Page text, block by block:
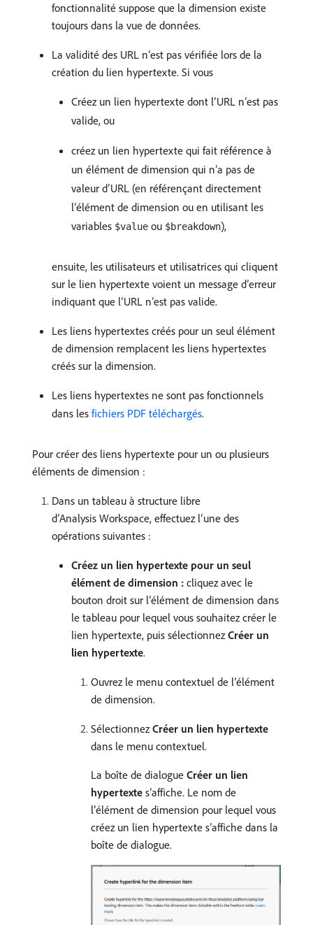
fonctionnalité suppose que la dimension existe
toujours dans la vue de données.
La validité des URL n’est pas vérifiée lors de la
création du lien hypertexte. Si vous
Créez un lien hypertexte dont l’URL n’est pas
valide, ou
créez un lien hypertexte qui fait référence à
un élément de dimension qui n’a pas de
valeur d’URL (en référençant directement
l’élément de dimension ou en utilisant les
variables $value ou $breakdown),
ensuite, les utilisateurs et utilisatrices qui cliquent
sur le lien hypertexte voient un message d’erreur
indiquant que l’URL n’est pas valide.
Les liens hypertextes créés pour un seul élément
de dimension remplacent les liens hypertextes
créés sur la dimension.
Les liens hypertextes ne sont pas fonctionnels
dans les fichiers PDF téléchargés.
Pour créer des liens hypertexte pour un ou plusieurs
éléments de dimension :
Dans un tableau à structure libre
d’Analysis Workspace, effectuez l’une des
opérations suivantes :
Créez un lien hypertexte pour un seul
élément de dimension : cliquez avec le
bouton droit sur l’élément de dimension dans
le tableau pour lequel vous souhaitez créer le
lien hypertexte, puis sélectionnezCréer un
lien hypertexte.
Ouvrez le menu contextuel de l’élément
de dimension.
SélectionnezCréer un lien hypertexte
dans le menu contextuel.
La boîte de dialogue Créer un lien
hypertexte s’affiche. Le nom de
l’élément de dimension pour lequel vous
créez un lien hypertexte s’affiche dans la
boîte de dialogue.